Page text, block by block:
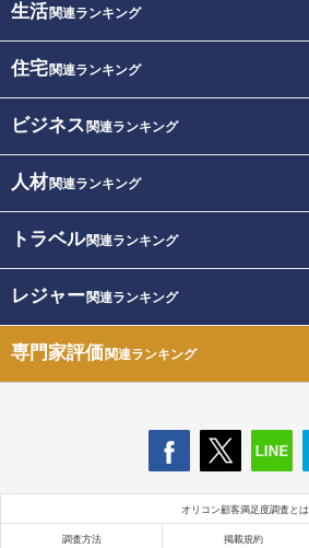
生活関連ランキング
住宅関連ランキング
ビジネス 関連ランキング
人材関連ランキング
トラベル関連ランキング
レジャー関連ランキング
専門家評価関連ランキング
オリコン顧客満足度調査とは
調査方法 掲載規約